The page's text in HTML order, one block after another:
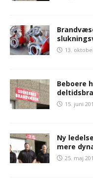
13.
Beboere
15. juni
Ny
mere
25. maj